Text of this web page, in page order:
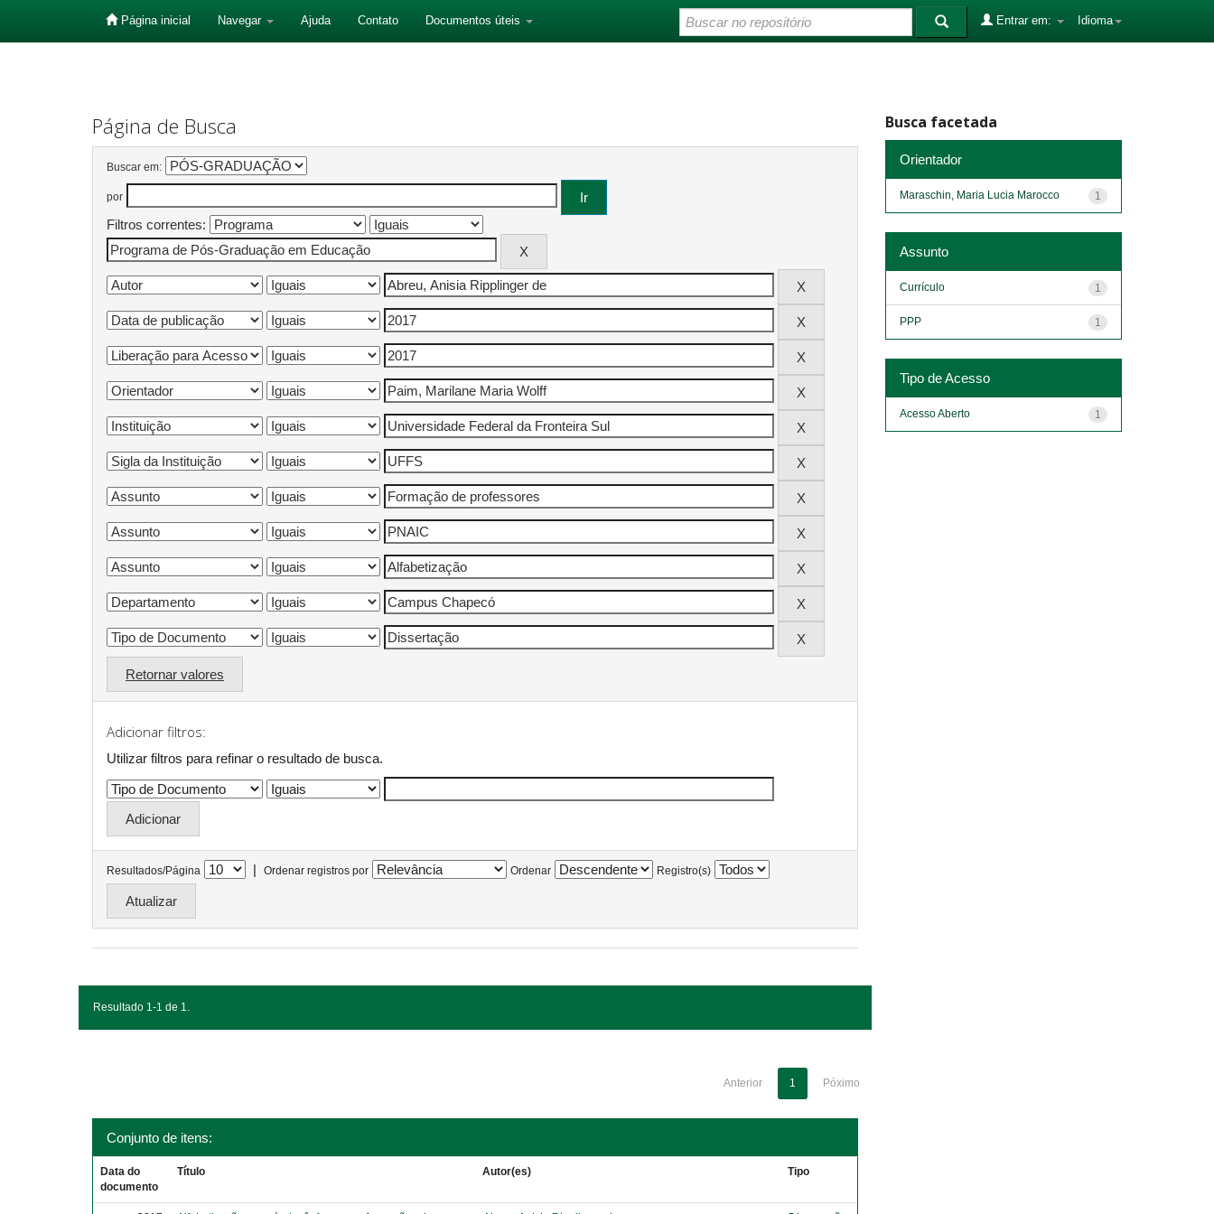
Página inicial Navegar Ajuda Contato Documentos úteis Idioma
Entrar em:
Página de Busca
Buscar em:
por
Filtros correntes:
Retornar valores
Adicionar filtros:
Utilizar filtros para refinar o resultado de busca.
Resultados/Página | Ordenar registros por Ordenar Registro(s)
Resultado 1-1 de 1.
Anterior 1 Póximo
Conjunto de itens:
Data do
documento
Título Autor(es) Tipo
Busca facetada
Orientador
1
Maraschin, Maria Lucia Marocco
Assunto
1
Currículo
1
PPP
Tipo de Acesso
1
Acesso Aberto